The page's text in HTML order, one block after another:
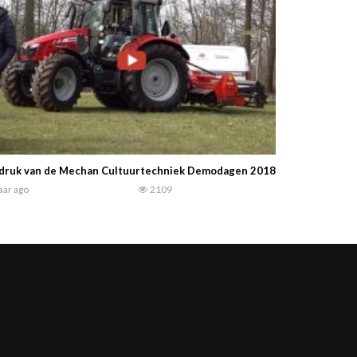
van de Mechan Cultuurtechniek Demodagen 2018 Postweg in
ago 2109